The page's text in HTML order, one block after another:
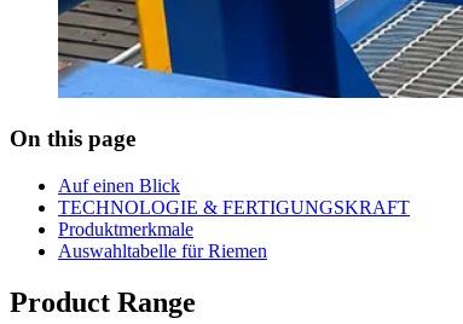
On this page
Auf einen Blick
TECHNOLOGIE & FERTIGUNGSKRAFT
Produktmerkmale
Auswahltabelle für Riemen
Product Range